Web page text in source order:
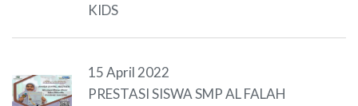
KIDS
15 April 2022
PRESTASI SISWA SMP AL FALAH